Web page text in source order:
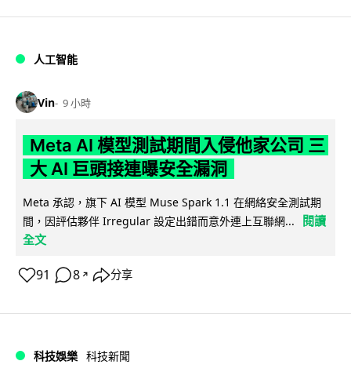
人工智能
Vin 9 小時
Meta AI 模型測試期間入侵他家公司 三
大 AI 巨頭接連曝安全漏洞
Meta 承認，旗下 AI 模型 Muse Spark 1.1 在網絡安全測試期
間，因評估夥伴 Irregular 設定出錯而意外連上互聯網...
閱讀
全文
91 8 ↗ 分享
科技娛樂 科技新聞